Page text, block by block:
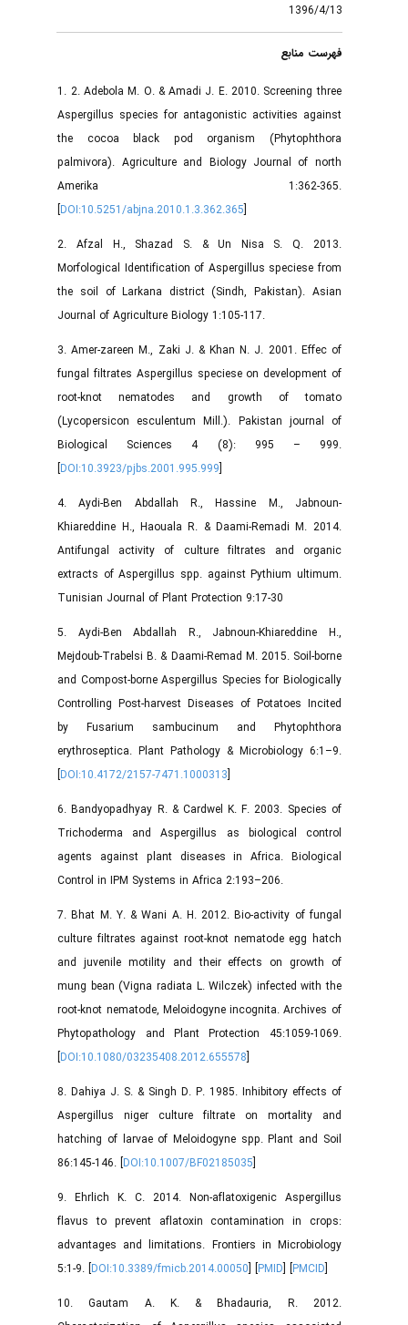
1396/4/13
فهرست منابع
1. 2. Adebola M. O. & Amadi J. E. 2010. Screening three
Aspergillus species for antagonistic activities against
the cocoa black pod organism (Phytophthora
palmivora). Agriculture and Biology Journal of north
Amerika 1:362-365.
[DOI:10.5251/abjna.2010.1.3.362.365
2. Afzal H., Shazad S. & Un Nisa S. Q. 2013.
Morfological Identification of Aspergillus speciese from
the soil of Larkana district (Sindh, Pakistan). Asian
Journal of Agriculture Biology 1:105-117.
3. Amer-zareen M., Zaki J. & Khan N. J. 2001. Effec of
fungal filtrates Aspergillus speciese on development of
root-knot nematodes and growth of tomato
(Lycopersicon esculentum Mill.). Pakistan journal of
Biological Sciences 4 (8): 995 – 999.
[DOI:10.3923/pjbs.2001.995.999
4. Aydi-Ben Abdallah R., Hassine M., Jabnoun-
Khiareddine H., Haouala R. & Daami-Remadi M. 2014.
Antifungal activity of culture filtrates and organic
extracts of Aspergillus spp. against Pythium ultimum.
Tunisian Journal of Plant Protection 9:17-30
5. Aydi-Ben Abdallah R., Jabnoun-Khiareddine H.,
Mejdoub-Trabelsi B. & Daami-Remad M. 2015. Soil-borne
and Compost-borne Aspergillus Species for Biologically
Controlling Post-harvest Diseases of Potatoes Incited
by Fusarium sambucinum and Phytophthora
erythroseptica. Plant Pathology & Microbiology 6:1–9.
[DOI:10.4172/2157-7471.1000313
6. Bandyopadhyay R. & Cardwel K. F. 2003. Species of
Trichoderma and Aspergillus as biological control
agents against plant diseases in Africa. Biological
Control in IPM Systems in Africa 2:193–206.
7. Bhat M. Y. & Wani A. H. 2012. Bio-activity of fungal
culture filtrates against root-knot nematode egg hatch
and juvenile motility and their effects on growth of
mung bean (Vigna radiata L. Wilczek) infected with the
root-knot nematode, Meloidogyne incognita. Archives of
Phytopathology and Plant Protection 45:1059-1069.
[DOI:10.1080/03235408.2012.655578
8. Dahiya J. S. & Singh D. P. 1985. Inhibitory effects of
Aspergillus niger culture filtrate on mortality and
hatching of larvae of Meloidogyne spp. Plant and Soil
86:145-146. [DOI:10.1007/BF02185035
9. Ehrlich K. C. 2014. Non-aflatoxigenic Aspergillus
flavus to prevent aflatoxin contamination in crops:
advantages and limitations. Frontiers in Microbiology
5:1-9. [DOI:10.3389/fmicb.2014.00050] [PMID] [PMCID
10. Gautam A. K. & Bhadauria, R. 2012.